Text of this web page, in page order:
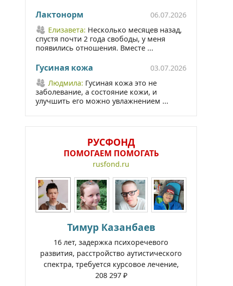
Лактонорм
06.07.2026
Елизавета: Несколько месяцев назад,
спустя почти 2 года свободы, у меня
появились отношения. Вместе ...
Гусиная кожа
03.07.2026
Людмила: Гусиная кожа это не
заболевание, а состояние кожи, и
улучшить его можно увлажнением ...
РУСФОНД
ПОМОГАЕМ ПОМОГАТЬ
rusfond.ru
Тимур Казанбаев
16 лет, задержка психоречевого
развития, расстройство аутистического
спектра, требуется курсовое лечение,
208 297 ₽